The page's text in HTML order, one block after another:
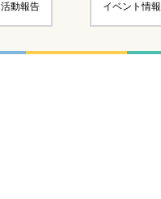
活動報告 イベント情報